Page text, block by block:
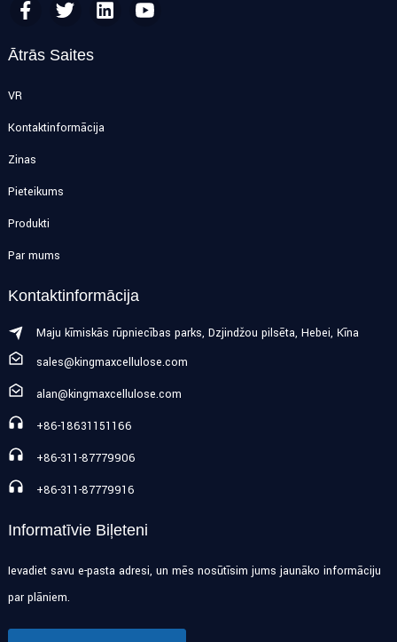
Ātrās Saites
VR
Kontaktinformācija
Ziņas
Pieteikums
Produkti
Par mums
Kontaktinformācija
Maju ķīmiskās rūpniecības parks, Dzjiņdžou pilsēta, Hebei, Ķīna
sales@kingmaxcellulose.com
alan@kingmaxcellulose.com
+86-18631151166
+86-311-87779906
+86-311-87779916
Informatīvie Biļeteni
Ievadiet savu e-pasta adresi, un mēs nosūtīsim jums jaunāko informāciju
par plāniem.